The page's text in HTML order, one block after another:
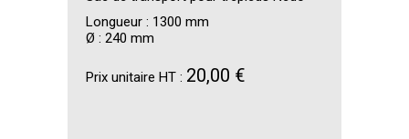
Longueur : 1300 mm
Ø : 240 mm
Prix unitaire HT : 20,00 €